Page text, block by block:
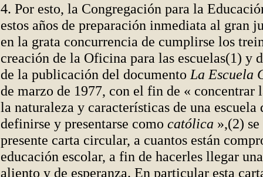
4. Por esto, la Congregación para la
estos años de preparación inmediata al gran
en la grata concurrencia de cumplirse los
creación de la Oficina para las escuelas(1) y
de la publicación del documento La Escuela
de marzo de 1977, con el fin de « concentrar
la naturaleza y características de una escuela
definirse y presentarse como católica »,(2)
presente carta circular, a cuantos están
educación escolar, a fin de hacerles llegar
aliento y de esperanza. En particular esta